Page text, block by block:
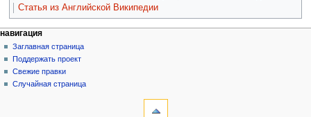
Статья из Английской Википедии
навигация
Заглавная страница
Поддержать проект
Свежие правки
Случайная страница